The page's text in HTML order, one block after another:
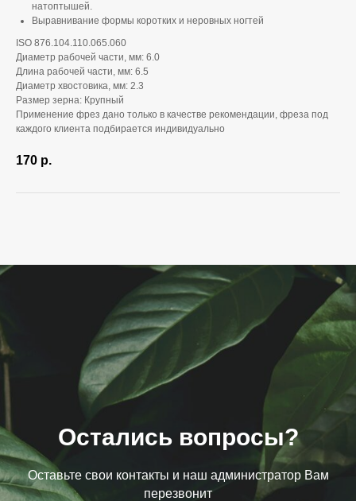
натоптышей.
Выравнивание формы коротких и неровных ногтей
ISO 876.104.110.065.060
Диаметр рабочей части, мм: 6.0
Длина рабочей части, мм: 6.5
Диаметр хвостовика, мм: 2.3
Размер зерна: Крупный
Применение фрез дано только в качестве рекомендации, фреза под
каждого клиента подбирается индивидуально
170 р.
Остались вопросы?
Оставьте свои контакты и наш администратор Вам
перезвонит